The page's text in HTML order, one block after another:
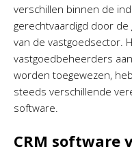
verschillen binnen de
gerechtvaardigd door
van de vastgoedsector.
vastgoedbeheerders
worden toegewezen,
steeds verschillende
software.
CRM software